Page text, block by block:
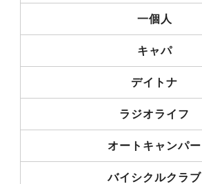
一個人
キャパ
デイトナ
ラジオライフ
オートキャンパー
バイシクルクラブ